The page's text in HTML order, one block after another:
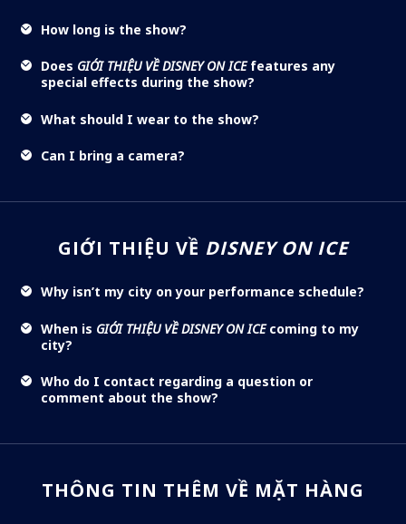
How long is the show?
Does GIỚI THIỆU VỀ DISNEY ON ICEfeatures any
special effects during the show?
What should I wear to the show?
Can I bring a camera?
GIỚI THIỆU VỀ DISNEY ON ICE
Why isn’t my city on your performance schedule?
When is GIỚI THIỆU VỀ DISNEY ON ICEcoming to my
city?
Who do I contact regarding a question or
comment about the show?
THÔNG TIN THÊM VỀ MẶT HÀNG